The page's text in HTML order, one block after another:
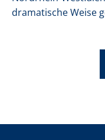
dramatische Weise